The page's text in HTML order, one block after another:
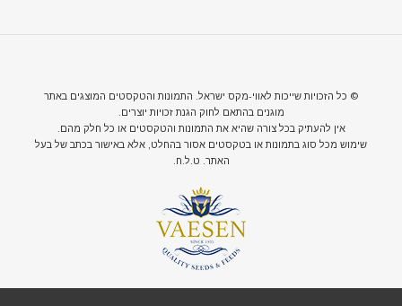
© כל הזכויות שייכות לאווי-מקס ישראל. התמונות והטקסטים המוצגים באתר
מוגנים בהתאם לחוק הגנת זכויות יוצרים.
אין להעתיק בכל צורה שהיא את התמונות והטקסטים או כל חלק מהם.
שימוש מכל סוג בתמונות או בטקסטים אסור בהחלט, אלא באישור בכתב של בעל
האתר. ט.ל.ח.